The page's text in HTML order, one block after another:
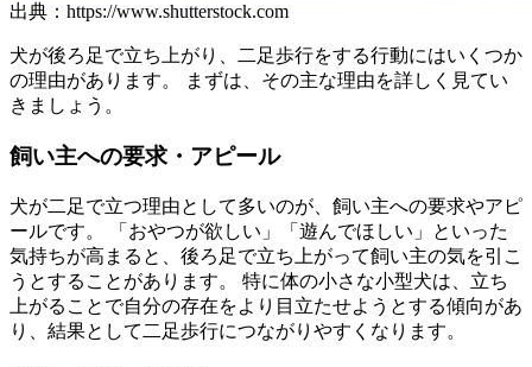
出典：https://www.shutterstock.com
犬が後ろ足で立ち上がり、二足歩行をする行動にはいくつか
の理由があります。 まずは、その主な理由を詳しく見てい
きましょう。
飼い主への要求・アピール
犬が二足で立つ理由として多いのが、飼い主への要求やアピ
ールです。 「おやつが欲しい」「遊んでほしい」といった
気持ちが高まると、後ろ足で立ち上がって飼い主の気を引こ
うとすることがあります。 特に体の小さな小型犬は、立ち
上がることで自分の存在をより目立たせようとする傾向があ
り、結果として二足歩行につながりやすくなります。